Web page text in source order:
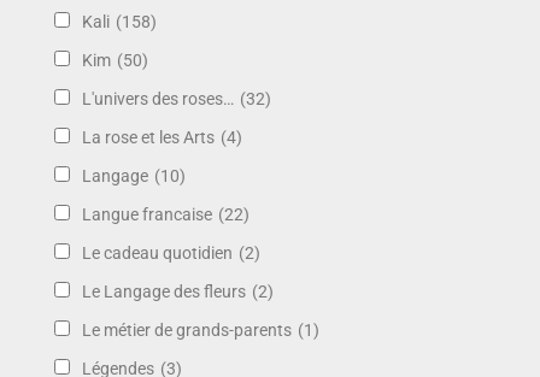
Kali (158)
Kim (50)
L'univers des roses… (32)
La rose et les Arts (4)
Langage (10)
Langue francaise (22)
Le cadeau quotidien (2)
Le Langage des fleurs (2)
Le métier de grands-parents (1)
Légendes (3)